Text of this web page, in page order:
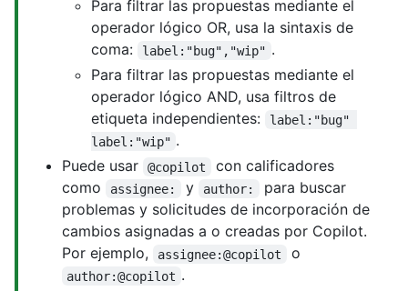
Para filtrar las propuestas mediante el
operador lógico OR, usa la sintaxis de
coma:
label:"bug","wip" .
Para filtrar las propuestas mediante el
operador lógico AND, usa filtros de
etiqueta independientes:
label:"bug"
label:"wip" .
Puede usar
@copilot
con calificadores
como
assignee: y author:
para buscar
problemas y solicitudes de incorporación de
cambios asignadas a o creadas por Copilot.
Por ejemplo,
assignee:@copilot o
author:@copilot .